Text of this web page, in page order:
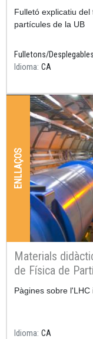
Resum
Fulletó explicatiu
partícules de la UB
Fulletons/Desplegables
Idioma CA
ENLLAÇOS
Materials
de Física de
Resum
Pàgines sobre
Idioma CA